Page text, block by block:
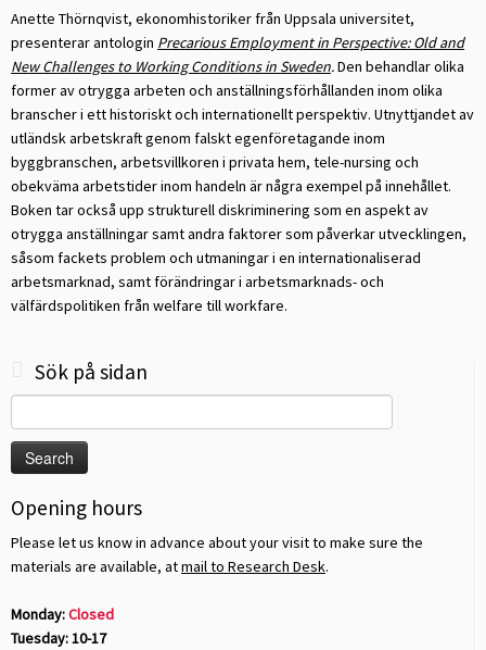
Anette Thörnqvist, ekonomhistoriker från Uppsala universitet,
presenterar antologin Precarious Employment in Perspective: Old and
New Challenges to Working Conditions in Sweden.Den behandlar olika
former av otrygga arbeten och anställningsförhållanden inom olika
branscher i ett historiskt och internationellt perspektiv. Utnyttjandet av
utländsk arbetskraft genom falskt egenföretagande inom
byggbranschen, arbetsvillkoren i privata hem, tele-nursing och
obekväma arbetstider inom handeln är några exempel på innehållet.
Boken tar också upp strukturell diskriminering som en aspekt av
otrygga anställningar samt andra faktorer som påverkar utvecklingen,
såsom fackets problem och utmaningar i en internationaliserad
arbetsmarknad, samt förändringar i arbetsmarknads-och
välfärdspolitiken från welfare till workfare.
Sök på sidan
for:
Opening hours
Please let us know in advance about your visit to make sure the
materials are available, atmail to Research Desk.
Monday:Closed
Tuesday: 10-17